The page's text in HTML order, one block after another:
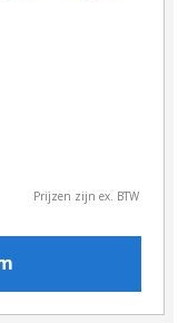
Prijzen zijn ex. BTW